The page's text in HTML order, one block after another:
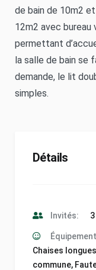
de bain de 10m2
12m2 avec
permettant
la salle de bain se
demande, le lit
simples.
Détails
Invités: 3
Chaises longues
commune,